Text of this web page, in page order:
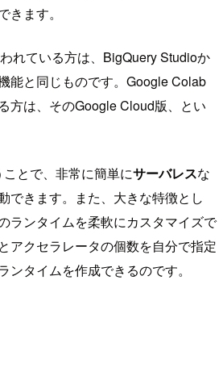
きます。
れている方は、BigQuery Studioか
能と同じものです。Google Colab
方は、そのGoogle Cloud版、とい
とで、非常に簡単にサーバレスな
できます。また、大きな特徴とし
ランタイムを柔軟にカスタマイズで
アクセラレータの個数を自分で指定
ンタイムを作成できるのです。